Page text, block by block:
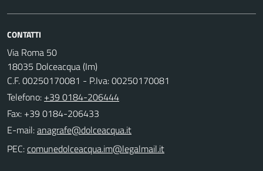
CONTATTI
Via Roma 50
18035 Dolceacqua (Im)
C.F. 00250170081 - P.Iva: 00250170081
Telefono: +39 0184-206444
Fax: +39 0184-206433
E-mail:
PEC: